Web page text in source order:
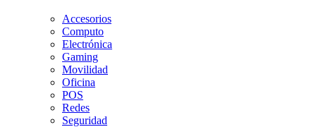
Accesorios
Computo
Electrónica
Gaming
Movilidad
Oficina
POS
Redes
Seguridad